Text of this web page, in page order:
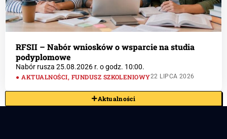
RFSII – Nabór wniosków o wsparcie na studia
podyplomowe
Nabór rusza 25.08.2026 r. o godz. 10:00.
AKTUALNOŚCI, FUNDUSZ SZKOLENIOWY22 LIPCA 2026
Aktualności